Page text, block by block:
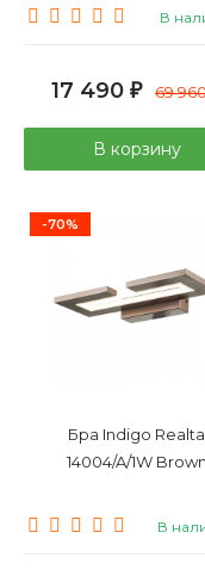
В
17 490 ₽ 69
В корзину
-70%
Бра Indigo Realta
14004/A/1W Brown
В